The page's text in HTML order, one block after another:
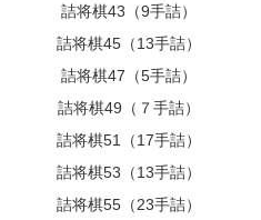
詰将棋43（9手詰）
詰将棋45（13手詰）
詰将棋47（5手詰）
詰将棋49（７手詰）
詰将棋51（17手詰）
詰将棋53（13手詰）
詰将棋55（23手詰）